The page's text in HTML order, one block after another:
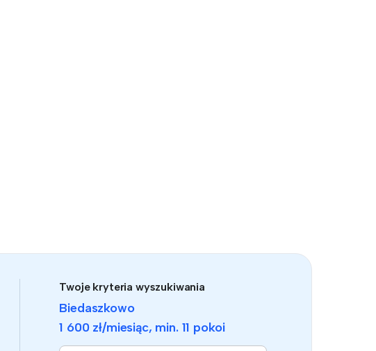
Twoje kryteria wyszukiwania
Biedaszkowo
1 600 zł/miesiąc, min. 11 pokoi